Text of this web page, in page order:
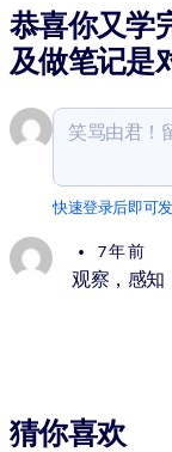
恭喜你又学
及做笔记是
快速登录后即可
7 年 前
观察，感知
猜你喜欢